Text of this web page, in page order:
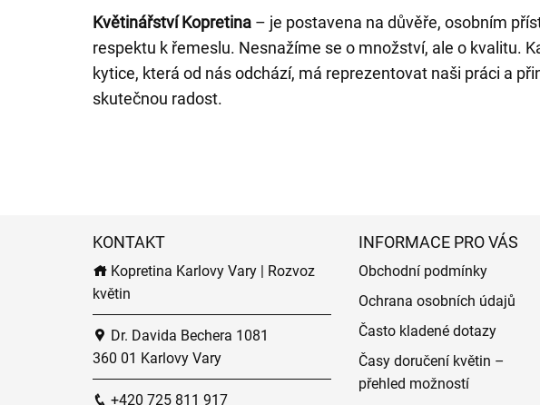
Květinářství Kopretina – je postavena na důvěře, osobním
respektu k řemeslu. Nesnažíme se o množství, ale o kvalitu.
kytice, která od nás odchází, má reprezentovat naši práci a
skutečnou radost.
KONTAKT
Kopretina Karlovy Vary | Rozvoz
květin
Dr. Davida Bechera 1081
360 01 Karlovy Vary
+420 725 811 917
INFORMACE PRO VÁS
Obchodní podmínky
Ochrana osobních údajů
Často kladené dotazy
Časy doručení květin –
přehled možností